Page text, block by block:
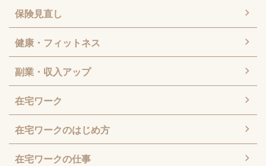
保険見直し
健康・フィットネス
副業・収入アップ
在宅ワーク
在宅ワークのはじめ方
在宅ワークの仕事